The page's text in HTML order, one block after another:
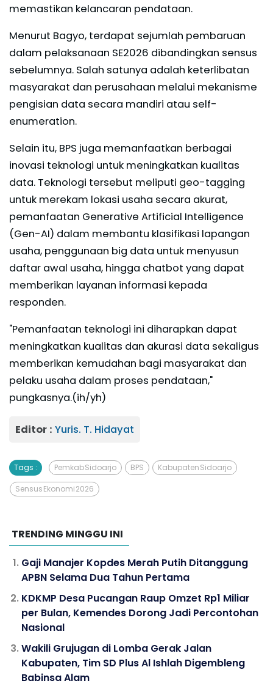
memastikan kelancaran pendataan.
Menurut Bagyo, terdapat sejumlah pembaruan
dalam pelaksanaan SE2026 dibandingkan sensus
sebelumnya. Salah satunya adalah keterlibatan
masyarakat dan perusahaan melalui mekanisme
pengisian data secara mandiri atau self-
enumeration.
Selain itu, BPS juga memanfaatkan berbagai
inovasi teknologi untuk meningkatkan kualitas
data. Teknologi tersebut meliputi geo-tagging
untuk merekam lokasi usaha secara akurat,
pemanfaatan Generative Artificial Intelligence
(Gen-AI) dalam membantu klasifikasi lapangan
usaha, penggunaan big data untuk menyusun
daftar awal usaha, hingga chatbot yang dapat
memberikan layanan informasi kepada
responden.
"Pemanfaatan teknologi ini diharapkan dapat
meningkatkan kualitas dan akurasi data sekaligus
memberikan kemudahan bagi masyarakat dan
pelaku usaha dalam proses pendataan,"
pungkasnya.(ih/yh)
Editor : Yuris. T. Hidayat
Tags : Pemkab Sidoarjo BPS Kabupaten Sidoarjo
Sensus Ekonomi 2026
TRENDING MINGGU INI
Gaji Manajer Kopdes Merah Putih Ditanggung
APBN Selama Dua Tahun Pertama
KDKMP Desa Pucangan Raup Omzet Rp1 Miliar
per Bulan, Kemendes Dorong Jadi Percontohan
Nasional
Wakili Grujugan di Lomba Gerak Jalan
Kabupaten, Tim SD Plus Al Ishlah Digembleng
Babinsa Alam